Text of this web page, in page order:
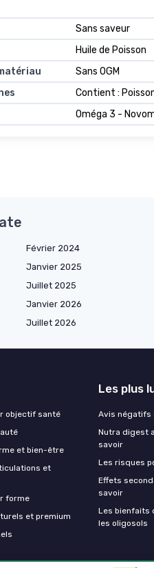
Sans saveur
Huile de Poisson
Sans OGM
Contient :
Oméga 3 -
Février 2024
Janvier 2025
Juillet 2025
Janvier 2026
Juillet 2026
objectif santé
et bien-être
et
forme
et premium
Les plus
Avis négatifs
Nutra digest
savoir
Les risques
Effets
savoir
Les bienfaits
les oligosols